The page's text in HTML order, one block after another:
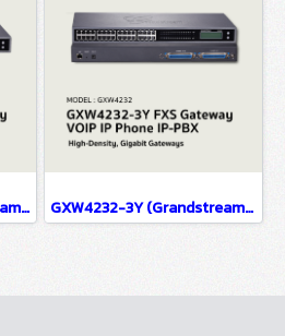
GXW4248-3Y (Grandstream) FXS Gateway VOIP IP Phone IP-PBX Solutions GXW4232-3Y (Grandstream) FXS Gateway VOIP IP Phone IP-PBX Solutions